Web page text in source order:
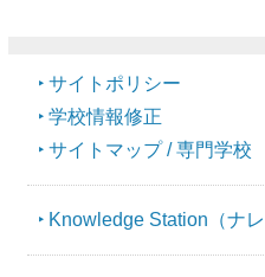
サイトポリシー
学校情報修正
サイトマップ / 専門学校
Knowledge Station（ナ